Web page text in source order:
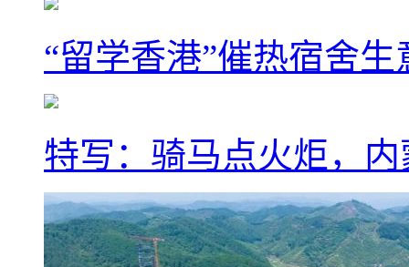
“留学香港”催热宿舍
特写：骑马点火炬，